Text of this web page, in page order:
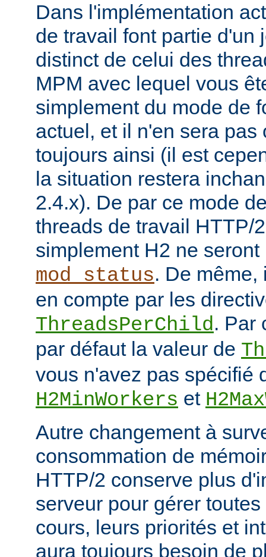
Dans l'implémentation
de travail font partie d'un
distinct de celui des
MPM avec lequel vous
simplement du mode de
actuel, et il n'en sera pas
toujours ainsi (il est
la situation restera
2.4.x). De par ce mode
threads de travail HTTP/
simplement H2 ne
mod_status. De même,
en compte par les
ThreadsPerChild. Par
par défaut la valeur de
vous n'avez pas spécifié
H2MinWorkers et
Autre changement à
consommation de
HTTP/2 conserve plus
serveur pour gérer
cours, leurs priorités et
aura toujours besoin de